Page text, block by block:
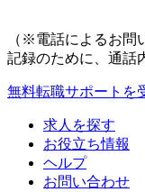
（※電話によるお問
記録のために、通話
無料転職サポートを
求人を探す
お役立ち情報
ヘルプ
お問い合わせ